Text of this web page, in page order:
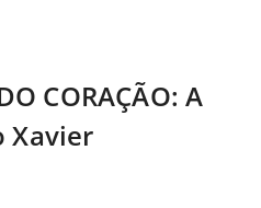
CORAÇÃO: A
Xavier